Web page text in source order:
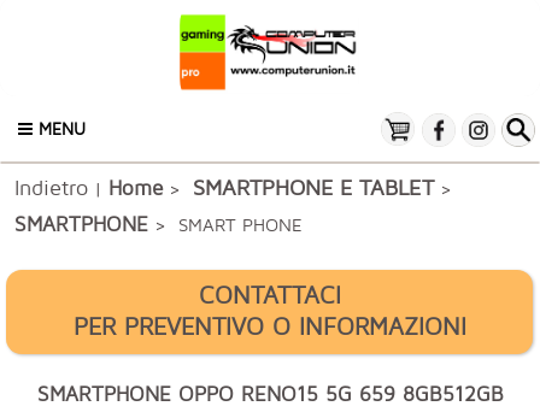
MENU
Indietro | Home> SMARTPHONE E TABLET>
SMARTPHONE > SMART PHONE
CONTATTACI
PER PREVENTIVO O INFORMAZIONI
SMARTPHONE OPPO RENO15 5G 659 8GB512GB